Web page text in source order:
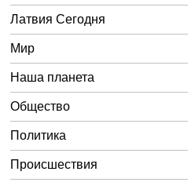
Латвия Сегодня
Мир
Наша планета
Общество
Политика
Происшествия